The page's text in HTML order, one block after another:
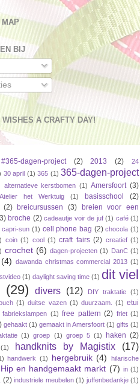
MAP
BIJ
WISHES A CRAFTY DAY!
dagen-project (2) 2013 (2)
24
30 april (1) 365 (1) 365-dagen-project
alternatieve kerstbomen (1) Amersfoort (3)
Atelier het Werktuig (1) basisschool
(2)
(2) breicursussen (3) breien voor een
broche (2) cadeautje voir de juf (1) café (1)
capri-sun (1) cell phone bag (2) chocola (1)
coin (1) cool (1) craft fairs (2) creatief (1)
crochet (6) dagen-projecten (1) DanC (1)
(4) dawanda christmas commercial 2013 (1)
(1) daylight saving time (1) dit viel
(29) divers (12) DIY traktatie (1)
(1) duitse vazen (1) duurzaam. (1) etui
fabriekslampen (1) free pattern (2) friet (1)
gehaakt (1) gemaakt in Amersfoort (1) gifts (1)
(1) groep (1) groep 5 (1) haken (2)
(1) handknits by Magistix (17)
handwerk (1) hergebruik (4)
hilarische
Hip en handgemaakt markt (7) in (1)
(2) industriele meubelen (1) juffenbedankje (1)